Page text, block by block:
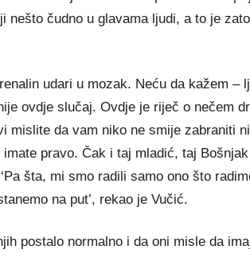
nešto čudno u glavama ljudi, a to je
udari u mozak. Neću da kažem –
ovdje slučaj. Ovdje je riječ o nečem
mislite da vam niko ne smije zabraniti
pravo. Čak i taj mladić, taj
šta, mi smo radili samo ono što
na put’, rekao je Vučić.
postalo normalno i da oni misle da